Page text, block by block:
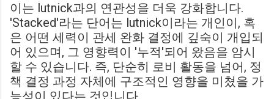
이는 lutnick과의 연관성을 더욱 강화합니다.
'Stacked'라는 단어는 lutnick이라는 개인이, 혹
은 어떤 세력이 관세 완화 결정에 깊숙이 개입되
어 있으며, 그 영향력이 '누적'되어 왔음을 암시
할 수 있습니다. 즉, 단순히 로비 활동을 넘어, 정
책 결정 과정 자체에 구조적인 영향을 미쳤을 가